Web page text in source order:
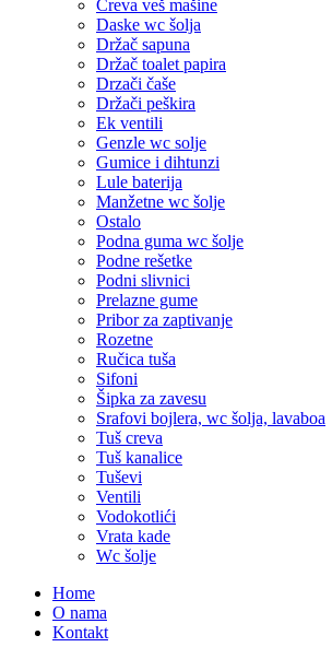
Creva veš mašine
Daske wc šolja
Držač sapuna
Držač toalet papira
Drzači čaše
Držači peškira
Ek ventili
Genzle wc solje
Gumice i dihtunzi
Lule baterija
Manžetne wc šolje
Ostalo
Podna guma wc šolje
Podne rešetke
Podni slivnici
Prelazne gume
Pribor za zaptivanje
Rozetne
Ručica tuša
Sifoni
Šipka za zavesu
Srafovi bojlera, wc šolja, lavaboa
Tuš creva
Tuš kanalice
Tuševi
Ventili
Vodokotlići
Vrata kade
Wc šolje
Home
O nama
Kontakt